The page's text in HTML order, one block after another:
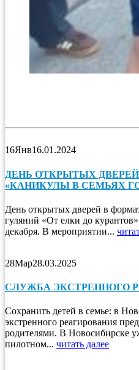
16Янв16.01.2024
ДЕНЬ ОТКРЫТЫХ
«КАНИКУЛЫ В СЕМЬЯХ
День открытых дверей в
гуляний «От елки до
декабря. В мероприятии...
28Мар28.03.2025
СЛУЖБА ЭКСТРЕННОГО
Сохранить детей в семье: в
экстренного реагирования
родителями. В Новосибирске
пилотном... читать далее